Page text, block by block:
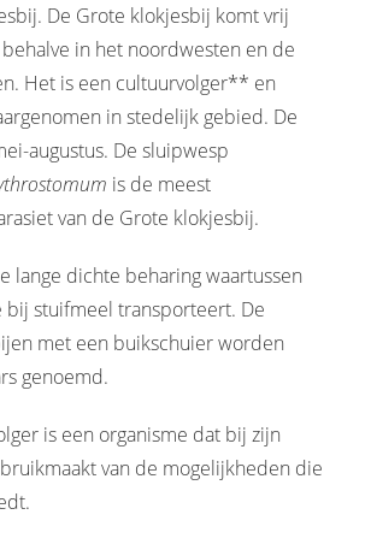
De Grote klokjesbij komt vrij
in het noordwesten en de
Het is een cultuurvolger** en
in stedelijk gebied. De
augustus. De sluipwesp
is de meest
van de Grote klokjesbij.
lange dichte beharing waartussen
bij stuifmeel transporteert. De
met een buikschuier worden
genoemd.
is een organisme dat bij zijn
van de mogelijkheden die